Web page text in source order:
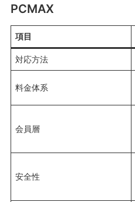
PCMAX
項目
対応方法
料金体系
会員層
安全性